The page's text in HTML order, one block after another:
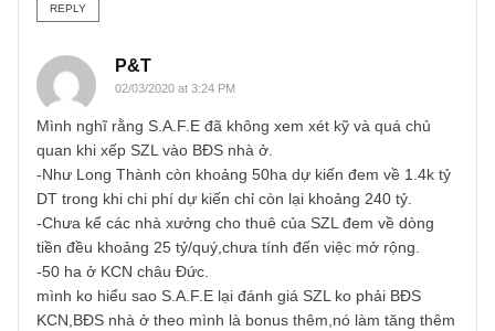
muộn do chúng tôi bận rộn cho ấn phẩm 32 mới quá…
những case BĐS nhà ở (residential property) nhiều hơn
BĐS KCN. Bởi vì mặc dù có “tên” khu công nghiệp, nhưng
các KCN flagship của họ đã cho thuê hết 99% – cụ thể là
KCN Long Thành của SZL hay KCN Nhơn Trạch 2 của
Còn về triển vọng và mức giá hời, chúng tôi sẽ trả lời
mục Q&A tại ấn phẩm 32 kỳ tới anh nhé. Giờ đây chúng
chỉ trả lời các câu hỏi cổ phiếu bên trong ấn phẩm (inside
the issue) mà thôi. Cám ơn anh đã chờ đợi!
S.A.F.E